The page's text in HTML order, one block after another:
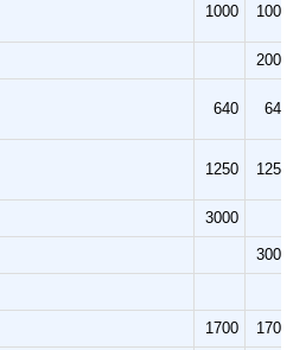
1000 1000
2000
640 640
1250 1250
3000
3000
1700 1700